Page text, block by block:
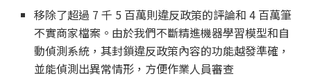
移除了超過 7 千 5 百萬則違反政策的評論和 4 百萬筆
不實商家檔案。由於我們不斷精進機器學習模型和自
動偵測系統，其封鎖違反政策內容的功能越發準確，
並能偵測出異常情形，方便作業人員審查